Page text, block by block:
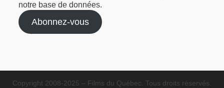
notre base de données.
Abonnez-vous
Copyright 2008-2025 – Films du Québec. Tous droits réservés.